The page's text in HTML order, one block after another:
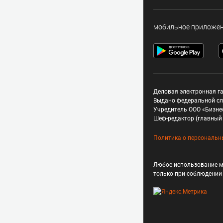
мобильное
Деловая электронная
Выдано федеральной
Учредитель ООО
Шеф-редактор
Политика о
Любое использование
только при соблюдении